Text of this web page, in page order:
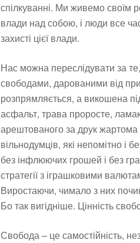
спілкуванні. Ми живемо своїм
влади над собою, і люди все
захисті цієї влади.
Нас можна переслідувати за
свободами, дарованими від
розпрямляється, а викошена
асфальт, трава проросте,
арештованого за друк
вільнодумців, які непомітно
без інфлюючих грошей і без
стратегії з іграшковими
Виростаючи, чимало з них
Бо так вигідніше. Цінність
Свобода – це самостійність,